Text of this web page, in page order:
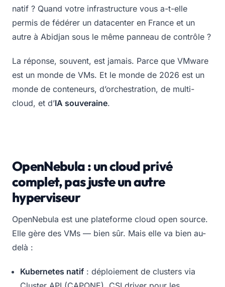
natif ? Quand votre infrastructure vous a-t-elle
permis de fédérer un datacenter en France et un
autre à Abidjan sous le même panneau de contrôle ?
La réponse, souvent, est jamais. Parce que VMware
est un monde de VMs. Et le monde de 2026 est un
monde de conteneurs, d’orchestration, de multi-
cloud, et d’IA souveraine.
OpenNebula : un cloud privé
complet, pas juste un autre
hyperviseur
OpenNebula est une plateforme cloud open source.
Elle gère des VMs — bien sûr. Mais elle va bien au-
delà :
Kubernetes natif : déploiement de clusters via